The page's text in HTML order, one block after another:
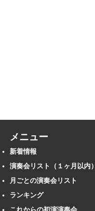
メニュー
新着情報
演奏会リスト（１ヶ月以内）
月ごとの演奏会リスト
ランキング